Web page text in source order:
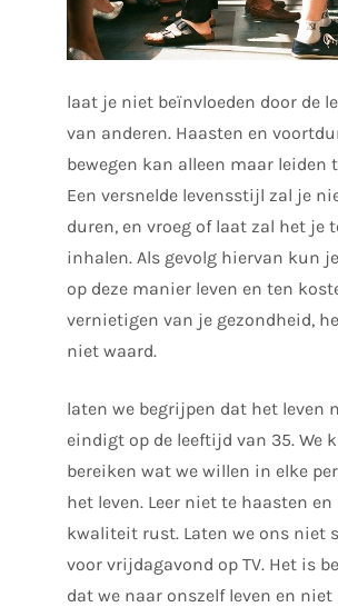
laat je niet beïnvloeden door de
van anderen. Haasten en
bewegen kan alleen maar leiden
Een versnelde levensstijl zal je
duren, en vroeg of laat zal het je
inhalen. Als gevolg hiervan kun
op deze manier leven en ten
vernietigen van je gezondheid,
niet waard.
laten we begrijpen dat het leven
eindigt op de leeftijd van 35. We
bereiken wat we willen in elke
het leven. Leer niet te haasten
kwaliteit rust. Laten we ons niet
voor vrijdagavond op TV. Het is
dat we naar onszelf leven en niet